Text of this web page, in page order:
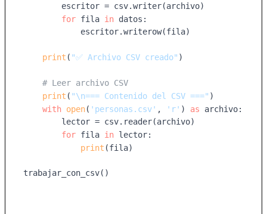
        escritor = csv.writer(archivo)
for fila in datos:
            escritor.writerow(fila)
print ( "✅ Archivo CSV creado" )
# Leer archivo CSV
print ( "\n=== Contenido del CSV ===" )
with open( 'personas.csv' , 'r' ) as archivo:
        lector = csv.reader(archivo)
for fila in lector:
print (fila)
trabajar_con_csv()